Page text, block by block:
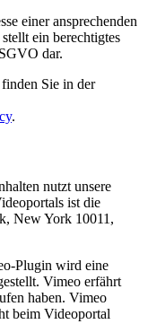
einer ansprechenden
ein berechtigtes
dar.
Sie in der
.
nutzt unsere
ist die
New York 10011,
Plugin wird eine
Vimeo erfährt
haben. Vimeo
beim Videoportal